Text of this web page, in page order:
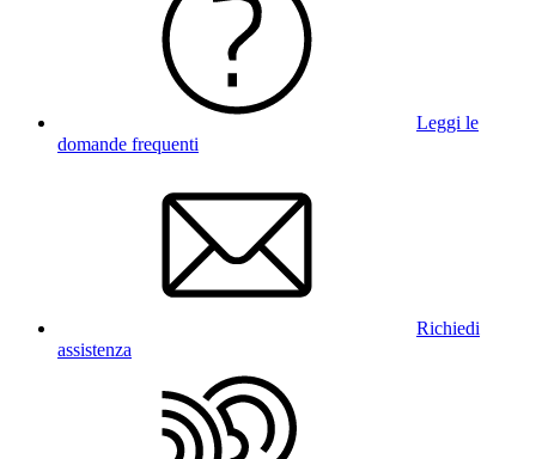
Leggi le
domande frequenti
Richiedi
assistenza